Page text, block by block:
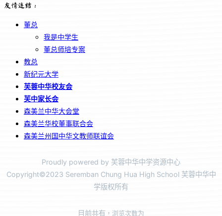
友情连结：
董总
我是中学生
董总师培专案
教总
新纪元大学
芙蓉中华校友会
芙中家长会
森美兰中华大会堂
森美兰华校董事联合会
森美兰州国中华文教师联谊会
Proudly powered by 芙蓉中华中学资源中心
Copyright©2023 Seremban Chung Hua High School 芙蓉中华中
学版权所有
目前共有 ，浏览次数为